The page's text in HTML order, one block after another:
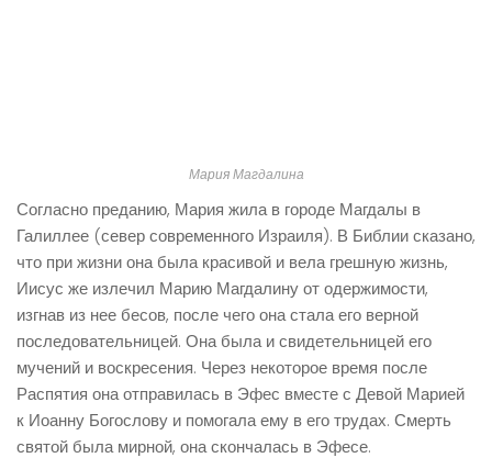
Мария Магдалина
Согласно преданию, Мария жила в городе Магдалы в
Галиллее (север современного Израиля). В Библии сказано,
что при жизни она была красивой и вела грешную жизнь,
Иисус же излечил Марию Магдалину от одержимости,
изгнав из нее бесов, после чего она стала его верной
последовательницей. Она была и свидетельницей его
мучений и воскресения. Через некоторое время после
Распятия она отправилась в Эфес вместе с Девой Марией
к Иоанну Богослову и помогала ему в его трудах. Смерть
святой была мирной, она скончалась в Эфесе.